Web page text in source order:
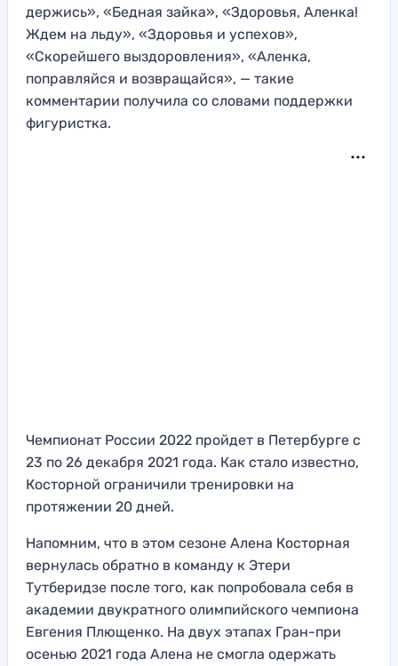
держись», «Бедная зайка», «Здоровья, Аленка!
Ждем на льду», «Здоровья и успехов»,
«Скорейшего выздоровления», «Аленка,
поправляйся и возвращайся», — такие
комментарии получила со словами поддержки
фигуристка.
Чемпионат России 2022 пройдет в Петербурге с
23 по 26 декабря 2021 года. Как стало известно,
Косторной ограничили тренировки на
протяжении 20 дней.
Напомним, что в этом сезоне Алена Косторная
вернулась обратно в команду к Этери
Тутберидзе после того, как попробовала себя в
академии двукратного олимпийского чемпиона
Евгения Плющенко. На двух этапах Гран-при
осенью 2021 года Алена не смогла одержать